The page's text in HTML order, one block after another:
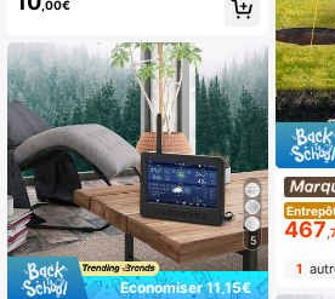
affichage numérique LCD, outil de d
,00€
5
Économiser 11,15€
467
1